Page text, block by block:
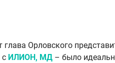
Орловского
с ИЛИОН, МД – было